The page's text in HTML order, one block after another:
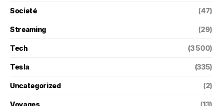
Societé (47)
Streaming (29)
Tech (3 500)
Tesla (335)
Uncategorized (2)
Voyages (13)